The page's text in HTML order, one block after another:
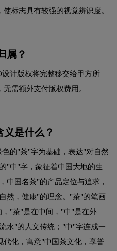
标志具有较强的视觉辨识度。
属？
计版权将完整移交给甲方所
需额外支付版权费用。
义是什么？
的"茶"字为基础，表达"对自然
"中"字，象征着中国大地的生
中国名茶"的产品定位与追求，
然，健康"的理念。"茶"的笔画
"茶"是在中间，"中"是在外
水"的人文传统；"中"字连成一
化，寓意"中国茶文化，享誉